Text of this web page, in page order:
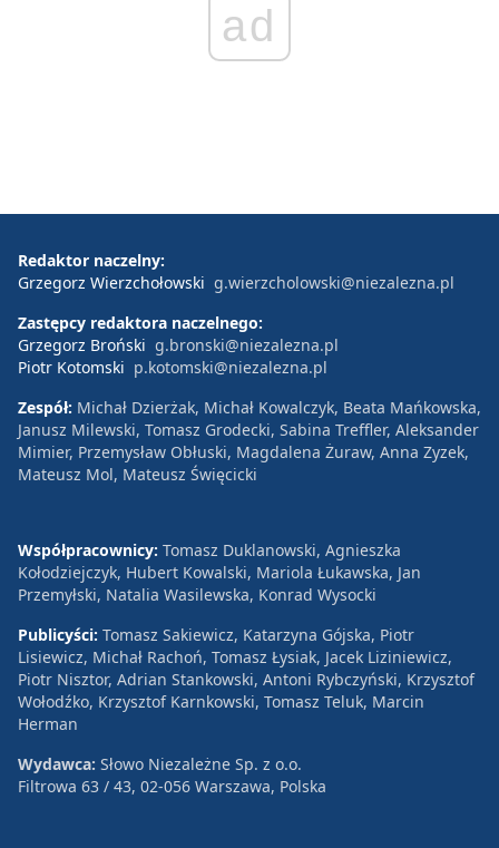
ad
Redaktor naczelny:
Grzegorz Wierzchołowski g.wierzcholowski@niezalezna.pl
Zastępcy redaktora naczelnego:
Grzegorz Broński g.bronski@niezalezna.pl
Piotr Kotomski p.kotomski@niezalezna.pl
Zespół: Michał Dzierżak, Michał Kowalczyk, Beata Mańkowska,
Janusz Milewski, Tomasz Grodecki, Sabina Treffler, Aleksander
Mimier, Przemysław Obłuski, Magdalena Żuraw, Anna Zyzek,
Mateusz Mol, Mateusz Święcicki
Współpracownicy: Tomasz Duklanowski, Agnieszka
Kołodziejczyk, Hubert Kowalski, Mariola Łukawska, Jan
Przemyłski, Natalia Wasilewska, Konrad Wysocki
Publicyści: Tomasz Sakiewicz, Katarzyna Gójska, Piotr
Lisiewicz, Michał Rachoń, Tomasz Łysiak, Jacek Liziniewicz,
Piotr Nisztor, Adrian Stankowski, Antoni Rybczyński, Krzysztof
Wołodźko, Krzysztof Karnkowski, Tomasz Teluk, Marcin
Herman
Wydawca: Słowo Niezależne Sp. z o.o.
Filtrowa 63 / 43, 02-056 Warszawa, Polska